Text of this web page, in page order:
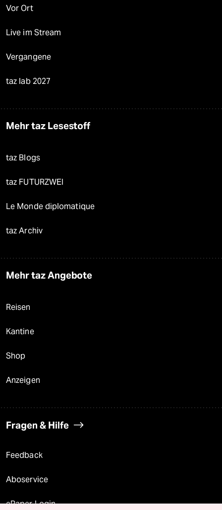
Vor Ort
Live im Stream
Vergangene
taz lab 2027
Mehr taz Lesestoff
taz Blogs
taz FUTURZWEI
Le Monde diplomatique
taz Archiv
Mehr taz Angebote
Reisen
Kantine
Shop
Anzeigen
Fragen & Hilfe
Feedback
Aboservice
ePaper Login